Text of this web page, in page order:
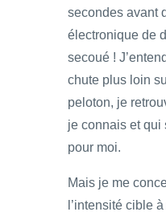
secondes avant
électronique de
secoué !
chute plus loin
peloton, je
je connais et qui
pour moi.
Mais je me
l’intensité cible